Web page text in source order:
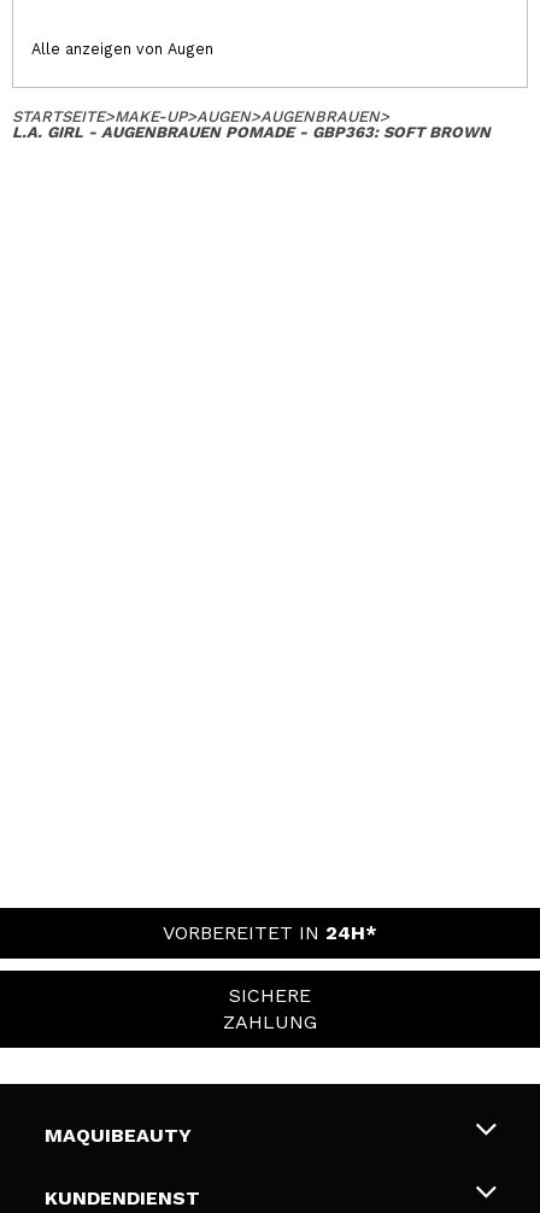
Alle anzeigen von Augen
STARTSEITE>MAKE-UP>AUGEN>AUGENBRAUEN>
L.A. GIRL - AUGENBRAUEN POMADE - GBP363: SOFT BROWN
VORBEREITET IN 24H*
SICHERE
ZAHLUNG
MAQUIBEAUTY
Über uns
KUNDENDIENST